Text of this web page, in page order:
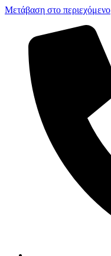
Μετάβαση στο περιεχόμενο